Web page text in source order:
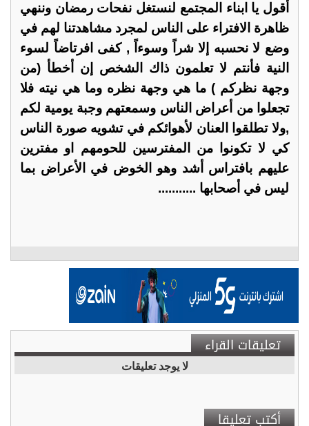
أقول يا ابناء المجتمع لنستغل نفحات رمضان وننهي
ظاهرة الافتراء على الناس لمجرد مشاهدتنا لهم في
وضع لا نحسبه إلا شراً وسوءاً , كفى افرتاضاً لسوء
النية فأنتم لا تعلمون ذاك الشخص إن أخطأ (من
وجهة نظركم ) ما هي وجهة نظره وما هي نيته فلا
تجعلوا من أعراض الناس وسمعتهم وجبة يومية لكم
,ولا تطلقوا العنان لأهوائكم في تشويه صورة الناس
كي لا تكونوا من المفترسين للحومهم او مفترين
عليهم بافتراس أشد وهو الخوض في الأعراض بما
ليس في أصحابها ...........
تعليقات القراء
لا يوجد تعليقات
أكتب تعليقا